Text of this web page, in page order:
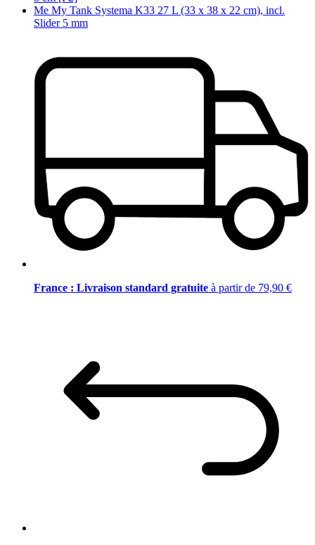
Me My Tank Systema K33 27 L (33 x 38 x 22 cm), incl.
Slider 5 mm
France : Livraison standard gratuite à partir de 79,90 €